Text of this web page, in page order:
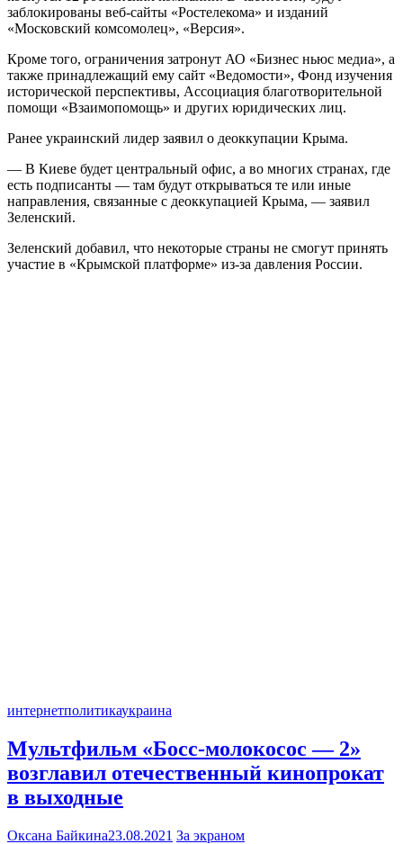
заблокированы веб-сайты «Ростелекома» и изданий
«Московский комсомолец», «Версия».
Кроме того, ограничения затронут АО «Бизнес ньюс медиа», а
также принадлежащий ему сайт «Ведомости», Фонд изучения
исторической перспективы, Ассоциация благотворительной
помощи «Взаимопомощь» и других юридических лиц.
Ранее украинский лидер заявил о деоккупации Крыма.
— В Киеве будет центральный офис, а во многих странах, где
есть подписанты — там будут открываться те или иные
направления, связанные с деоккупацией Крыма, — заявил
Зеленский.
Зеленский добавил, что некоторые страны не смогут принять
участие в «Крымской платформе» из-за давления России.
интернетполитикаукраина
Мультфильм «Босс-молокосос — 2»
возглавил отечественный кинопрокат
в выходные
Оксана Байкина23.08.2021 За экраном